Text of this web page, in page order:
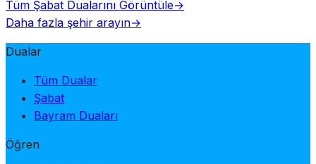
Tüm Şabat Dualarını Görüntüle→
Daha fazla şehir arayın→
Dualar
Tüm Dualar
Şabat
Bayram Duaları
Öğren